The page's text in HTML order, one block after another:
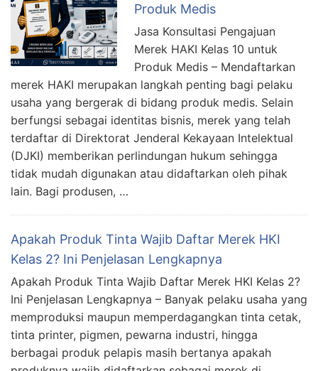
Produk Medis
Jasa Konsultasi Pengajuan
Merek HAKI Kelas 10 untuk
Produk Medis – Mendaftarkan
merek HAKI merupakan langkah penting bagi pelaku
usaha yang bergerak di bidang produk medis. Selain
berfungsi sebagai identitas bisnis, merek yang telah
terdaftar di Direktorat Jenderal Kekayaan Intelektual
(DJKI) memberikan perlindungan hukum sehingga
tidak mudah digunakan atau didaftarkan oleh pihak
lain. Bagi produsen, …
Apakah Produk Tinta Wajib Daftar Merek HKI
Kelas 2? Ini Penjelasan Lengkapnya
Apakah Produk Tinta Wajib Daftar Merek HKI Kelas 2?
Ini Penjelasan Lengkapnya – Banyak pelaku usaha yang
memproduksi maupun memperdagangkan tinta cetak,
tinta printer, pigmen, pewarna industri, hingga
berbagai produk pelapis masih bertanya apakah